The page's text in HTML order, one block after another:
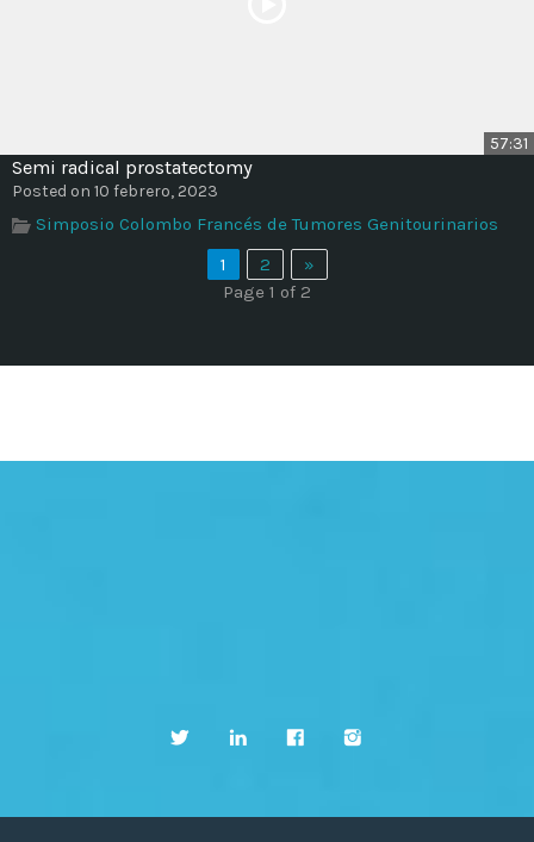
57:31
Semi radical prostatectomy
Posted on 10 febrero, 2023
Simposio Colombo Francés de Tumores Genitourinarios
1
2
»
Page 1 of 2